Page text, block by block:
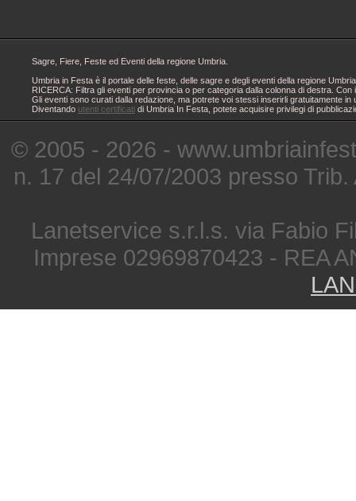
Sagre, Fiere, Feste ed Eventi della regione Umbria.
Umbria in Festa è il portale delle feste, delle sagre e degli eventi della regione
RICERCA: Filtra gli eventi per provincia o per categoria dalla colonna di destra.
Gli eventi sono curati dalla redazione, ma potrete voi stessi inserirli gratuitamente
Diventando utenti certificati di Umbria In Festa, potete acquisire privilegi di
© 2005 - 2026 -
n. 17 del 24/07/2003 presso
Lanetservice s.r.l.s. via Fabio
Imprese 02969870423 - REA